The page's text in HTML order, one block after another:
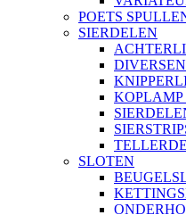
POETS
SIERDELEN
DIVERSEN
SLOTEN